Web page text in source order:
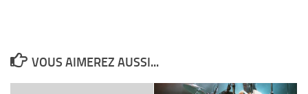
VOUS AIMEREZ AUSSI...